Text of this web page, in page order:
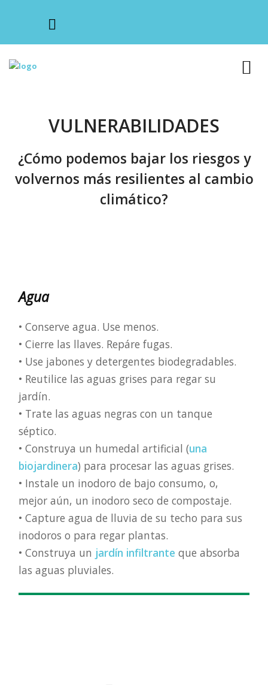
VULNERABILIDADES
¿Cómo podemos bajar los riesgos y
volvernos más resilientes al cambio
climático?
Agua
• Conserve agua. Use menos.
• Cierre las llaves. Repáre fugas.
• Use jabones y detergentes biodegradables.
• Reutilice las aguas grises para regar su
jardín.
• Trate las aguas negras con un tanque
séptico.
• Construya un humedal artificial (una
biojardinera) para procesar las aguas grises.
• Instale un inodoro de bajo consumo, o,
mejor aún, un inodoro seco de compostaje.
• Capture agua de lluvia de su techo para sus
inodoros o para regar plantas.
• Construya un jardín infiltrante que absorba
las aguas pluviales.